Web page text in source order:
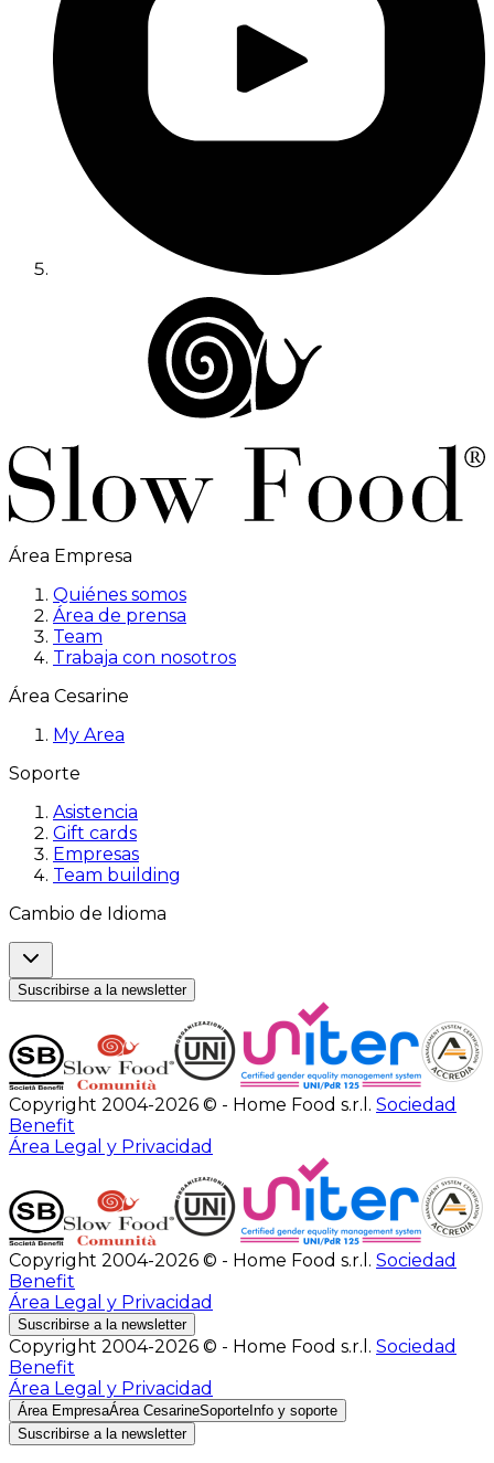
Área Empresa
Quiénes somos
Área de prensa
Team
Trabaja con nosotros
Área Cesarine
My Area
Soporte
Asistencia
Gift cards
Empresas
Team building
Cambio de Idioma
Suscribirse a la newsletter
Copyright 2004-2026 © - Home Food s.r.l. Sociedad
Benefit
Área Legal y Privacidad
Copyright 2004-2026 © - Home Food s.r.l. Sociedad
Benefit
Área Legal y Privacidad
Suscribirse a la newsletter
Copyright 2004-2026 © - Home Food s.r.l. Sociedad
Benefit
Área Legal y Privacidad
Área EmpresaÁrea CesarineSoporte Info y soporte
Suscribirse a la newsletter